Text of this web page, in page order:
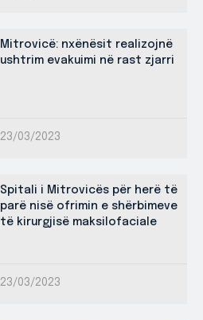
Mitrovicë: nxënësit realizojnë
ushtrim evakuimi në rast zjarri
23/03/2023
Spitali i Mitrovicës për herë të
parë nisë ofrimin e shërbimeve
të kirurgjisë maksilofaciale
23/03/2023